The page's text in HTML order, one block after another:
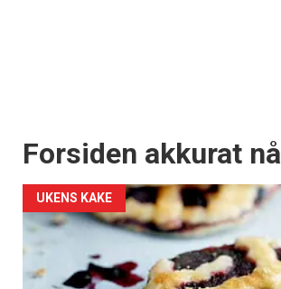
Forsiden akkurat nå
UKENS KAKE